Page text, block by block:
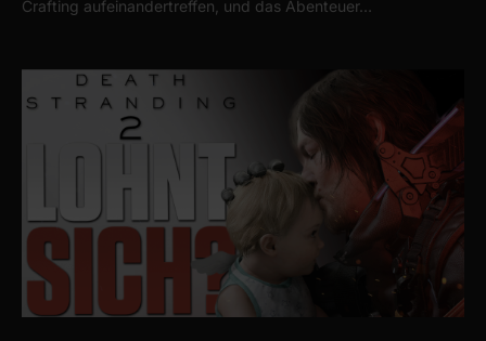
Crafting aufeinandertreffen, und das Abenteuer…